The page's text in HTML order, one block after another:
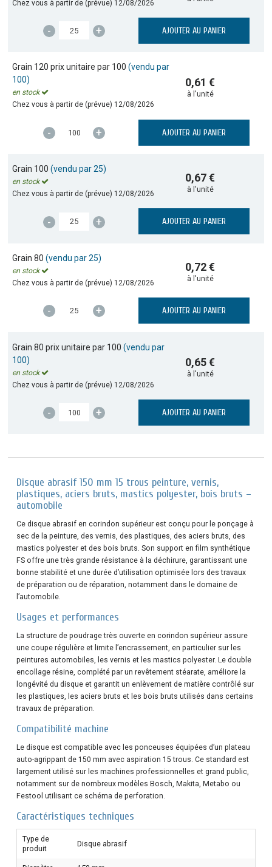
Chez vous à partir de (prévue) 12/08/2026
- + AJOUTER AU PANIER
Grain 120 prix unitaire par 100(vendu par
100)
en stock
Chez vous à partir de (prévue) 12/08/2026
0,61 €
à l'unité
- + AJOUTER AU PANIER
Grain 100(vendu par 25)
en stock
Chez vous à partir de (prévue) 12/08/2026
0,67 €
à l'unité
- + AJOUTER AU PANIER
Grain 80(vendu par 25)
en stock
Chez vous à partir de (prévue) 12/08/2026
0,72 €
à l'unité
- + AJOUTER AU PANIER
Grain 80 prix unitaire par 100(vendu par
100)
en stock
Chez vous à partir de (prévue) 12/08/2026
0,65 €
à l'unité
- + AJOUTER AU PANIER
Disque abrasif 150 mm 15 trous peinture, vernis,
plastiques, aciers bruts, mastics polyester, bois bruts –
automobile
Ce disque abrasif en corindon supérieur est conçu pour le ponçage à
sec de la peinture, des vernis, des plastiques, des aciers bruts, des
mastics polyester et des bois bruts. Son support en film synthétique
FS offre une très grande résistance à la déchirure, garantissant une
bonne stabilité et une durée d’utilisation optimisée lors des travaux
de préparation ou de réparation, notamment dans le domaine de
l’automobile.
Usages et performances
La structure de poudrage très ouverte en corindon supérieur assure
une coupe régulière et limite l’encrassement, en particulier sur les
peintures automobiles, les vernis et les mastics polyester. Le double
encollage résine, complété par un revêtement stéarate, améliore la
longévité du disque et garantit un enlèvement de matière contrôlé sur
les plastiques, les aciers bruts et les bois bruts utilisés dans certains
travaux de préparation.
Compatibilité machine
Le disque est compatible avec les ponceuses équipées d’un plateau
auto-agrippant de 150 mm avec aspiration 15 trous. Ce standard est
largement utilisé sur les machines professionnelles et grand public,
notamment sur de nombreux modèles Bosch, Makita, Metabo ou
Festool utilisant ce schéma de perforation.
Caractéristiques techniques
Type de
produit
Disque abrasif